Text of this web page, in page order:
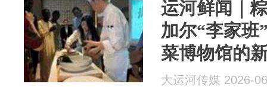
运河鲜闻｜
加尔“李家班
菜博物馆的
大运河传媒 2026-